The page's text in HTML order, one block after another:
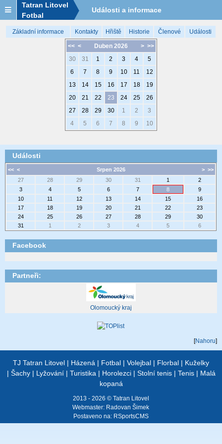
Tatran Litovel
Fotbal
Události a informace
Základní informace Kontakty Hřiště Historie Členové Události
<< < > >>
Duben 2026
30
31 1 2 3 4
5
6
7 8 9 10 11
12
13
14 15 16 17 18
19
20
21 22 23 24 25
26
27
28 29 30 1 2
3
4
5 6 7 8 9 10
Události
<< < > >>
Srpen 2026
27
28 29 30 31 1
2
3
4 5 6 7 8
9
10
11 12 13 14 15
16
17
18 19 20 21 22
23
24
25 26 27 28 29
30
31
1 2 3 4 5 6
Facebook
Partneři:
Olomoucký kraj
[Nahoru]
TJ Tatran Litovel | Házená | Fotbal | Volejbal | Florbal | Kuželky
| Šachy| Lyžování| Turistika | Horolezci| Stolní tenis| Tenis| Malá
kopaná
2013 - 2026 © Tatran Litovel
Webmaster: Radovan Šimek
Postaveno na: RSportsCMS